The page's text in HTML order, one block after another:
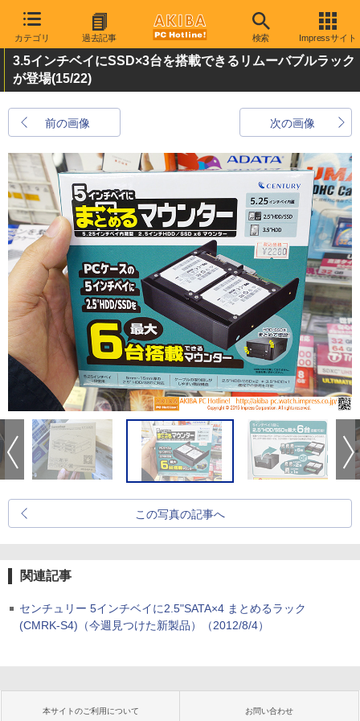
カテゴリ 過去記事 検索 Impressサイト
3.5インチベイにSSD×3台を搭載できるリムーバブルラック
が登場(15/22)
前の画像 次の画像
この写真の記事へ
関連記事
センチュリー 5インチベイに2.5"SATA×4 まとめるラック
(CMRK-S4)（今週見つけた新製品）（2012/8/4）
本サイトのご利用について お問い合わせ